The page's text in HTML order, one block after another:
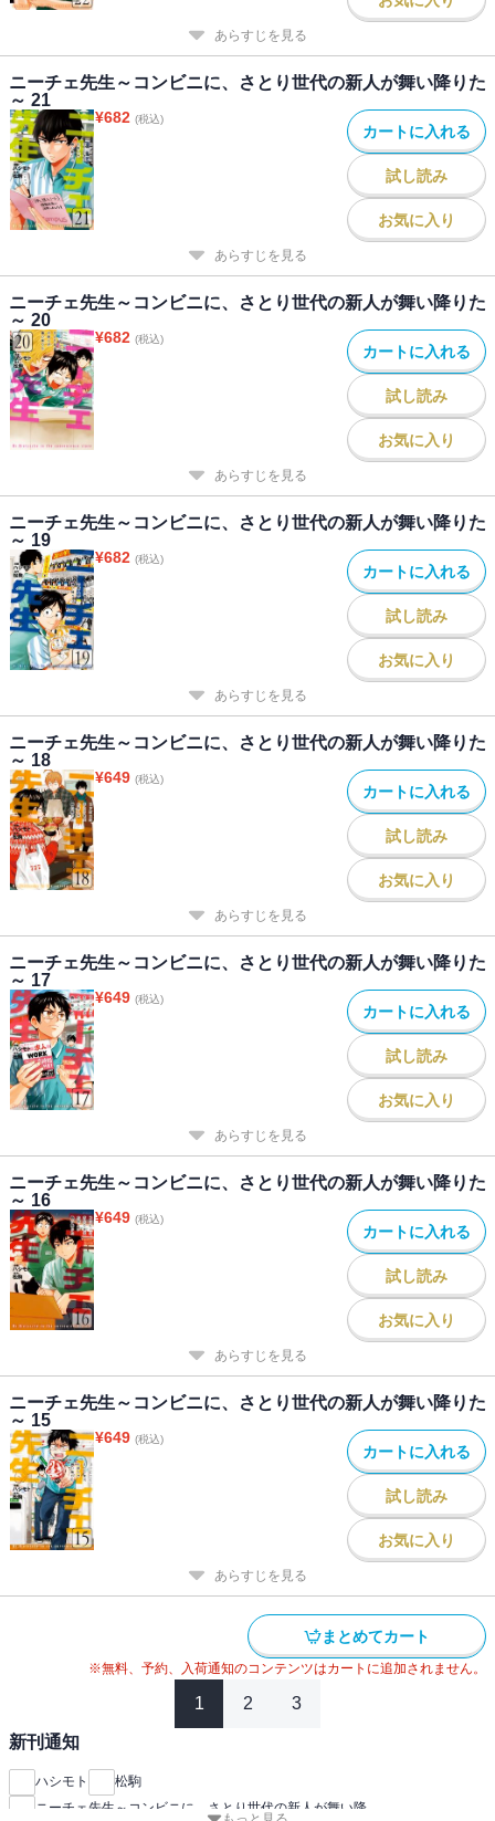
あらすじを見る
ニーチェ先生～コンビニに、さとり世代の新人が舞い降りた
～ 21
¥682 (税込)
カートに入れる
試し読み
お気に入り
あらすじを見る
ニーチェ先生～コンビニに、さとり世代の新人が舞い降りた
～ 20
¥682 (税込)
カートに入れる
試し読み
お気に入り
あらすじを見る
ニーチェ先生～コンビニに、さとり世代の新人が舞い降りた
～ 19
¥682 (税込)
カートに入れる
試し読み
お気に入り
あらすじを見る
ニーチェ先生～コンビニに、さとり世代の新人が舞い降りた
～ 18
¥649 (税込)
カートに入れる
試し読み
お気に入り
あらすじを見る
ニーチェ先生～コンビニに、さとり世代の新人が舞い降りた
～ 17
¥649 (税込)
カートに入れる
試し読み
お気に入り
あらすじを見る
ニーチェ先生～コンビニに、さとり世代の新人が舞い降りた
～ 16
¥649 (税込)
カートに入れる
試し読み
お気に入り
あらすじを見る
ニーチェ先生～コンビニに、さとり世代の新人が舞い降りた
～ 15
¥649 (税込)
カートに入れる
試し読み
お気に入り
あらすじを見る
まとめてカート
※無料、予約、入荷通知のコンテンツはカートに追加されません。
1 2 3
新刊通知
ハシモト
松駒
ニーチェ先生～コンビニに、さとり世代の新人が舞い降